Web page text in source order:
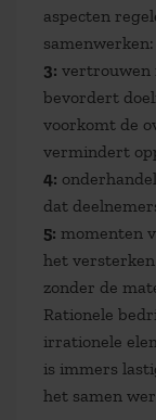
aspecten
3: vertrouwen
bevordert
voorkomt de
vermindert
4:
dat
5: momenten
het
zonder de
Rationele
irrationele
is immers
het samen